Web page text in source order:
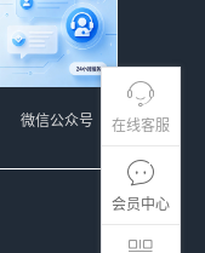
在线客服
会员中心
微信公众号